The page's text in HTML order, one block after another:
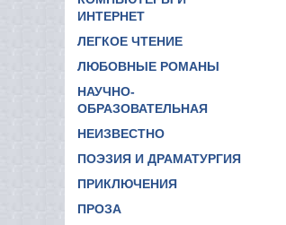
ИНТЕРНЕТ
ЛЕГКОЕ ЧТЕНИЕ
ЛЮБОВНЫЕ РОМАНЫ
НАУЧНО-
ОБРАЗОВАТЕЛЬНАЯ
НЕИЗВЕСТНО
ПОЭЗИЯ И ДРАМАТУРГИЯ
ПРИКЛЮЧЕНИЯ
ПРОЗА